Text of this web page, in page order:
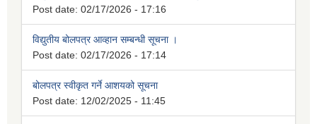
Post date: 02/17/2026 - 17:16
विद्युतीय बोलपत्र आव्हान सम्बन्धी सूचना ।
Post date: 02/17/2026 - 17:14
बोलपत्र स्वीकृत गर्ने आशयको सूचना
Post date: 12/02/2025 - 11:45